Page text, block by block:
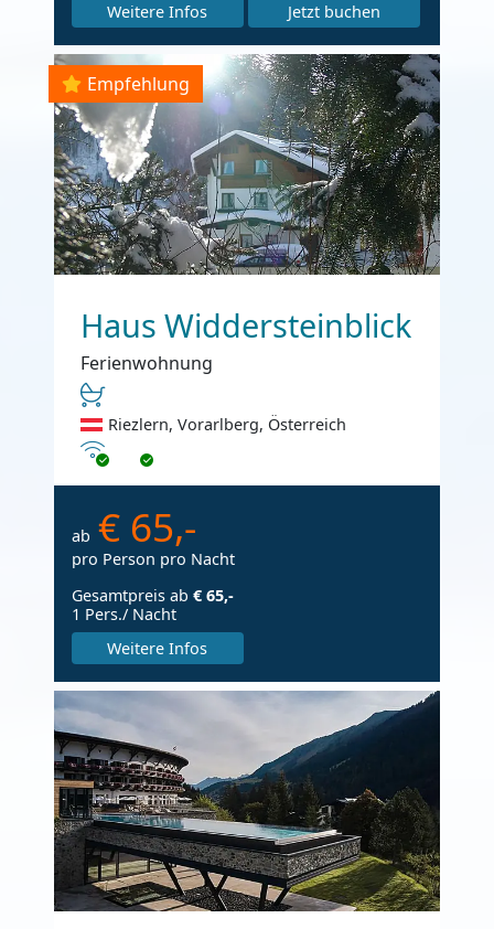
Weitere Infos
Jetzt buchen
Empfehlung
Haus Widdersteinblick
Ferienwohnung
Riezlern, Vorarlberg, Österreich
Internet
ab € 65,-
pro Person pro Nacht
Gesamtpreis ab € 65,-
1 Pers./ Nacht
Weitere Infos